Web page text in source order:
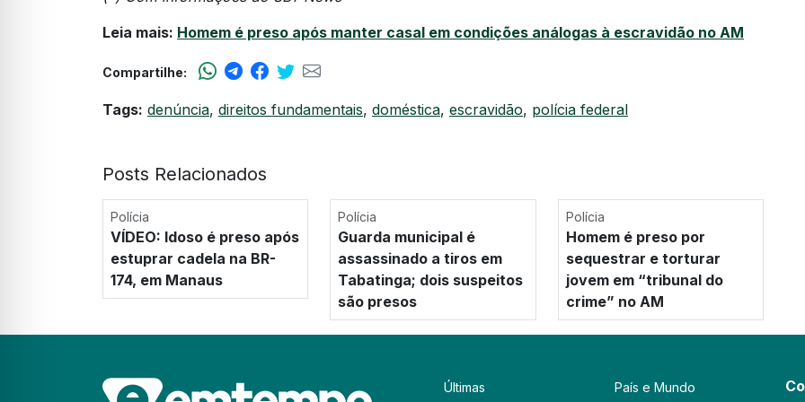
Leia mais: Homem é preso após manter casal em condições análogas à escravidão no AM
Compartilhe:
Tags: denúncia, direitos fundamentais, doméstica, escravidão, polícia federal
Posts Relacionados
Polícia
VÍDEO: Idoso é preso após
estuprar cadela na BR-
174, em Manaus
Polícia
Guarda municipal é
assassinado a tiros em
Tabatinga; dois suspeitos
são presos
Polícia
Homem é preso por
sequestrar e torturar
jovem em “tribunal do
crime” no AM
Últimas País e Mundo